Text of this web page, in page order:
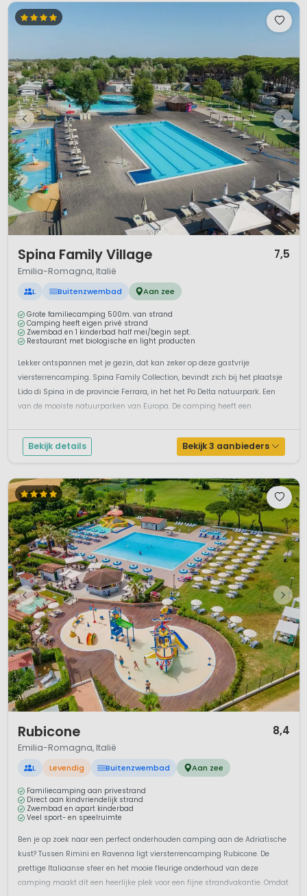
Spina Family Village 7,5
Emilia-Romagna, Italië
L Buitenzwembad Aan zee
Grote familiecamping 500m. van strand
Camping heeft eigen privé strand
Zwembad en 1 kinderbad half mei/begin sept.
Restaurant met biologische en light producten
Lekker ontspannen met je gezin, dat kan zeker op deze gastvrije
viersterrencamping. Spina Family Collection, bevindt zich bij het plaatsje
Lido di Spina in de provincie Ferrara, in het het Po Delta natuurpark. Een
van de mooiste natuurparken van Europa. De camping heeft een
Bekijk details Bekijk 3 aanbieders
Rubicone 8,4
Emilia-Romagna, Italië
L Levendig Buitenzwembad Aan zee
Familiecamping aan privestrand
Direct aan kindvriendelijk strand
Zwembad en apart kinderbad
Veel sport- en speelruimte
Ben je op zoek naar een perfect onderhouden camping aan de Adriatische
kust? Tussen Rimini en Ravenna ligt viersterrencamping Rubicone. De
prettige Italiaanse sfeer en het mooie fleurige onderhoud van deze
camping maakt dit een heerlijke plek voor een fijne strandvakantie. Omdat